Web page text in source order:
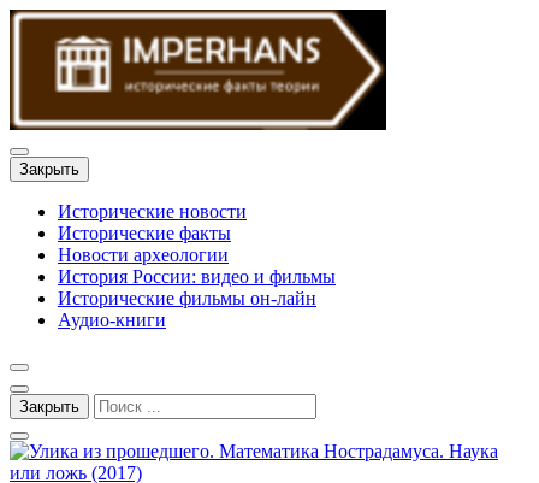
Закрыть
Исторические новости
Исторические факты
Новости археологии
История России: видео и фильмы
Исторические фильмы он-лайн
Аудио-книги
Закрыть